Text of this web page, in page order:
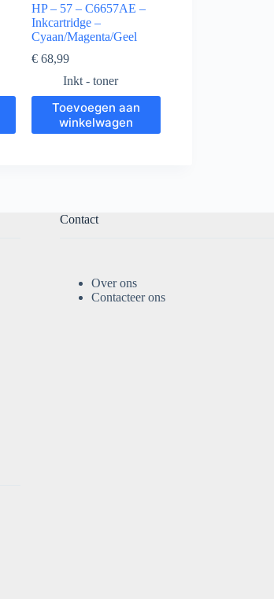
HP – 57 – C6657AE –
Inkcartridge –
Cyaan/Magenta/Geel
€68,99
Inkt - toner
Toevoegen aan
winkelwagen
Contact
Over ons
Contacteer ons